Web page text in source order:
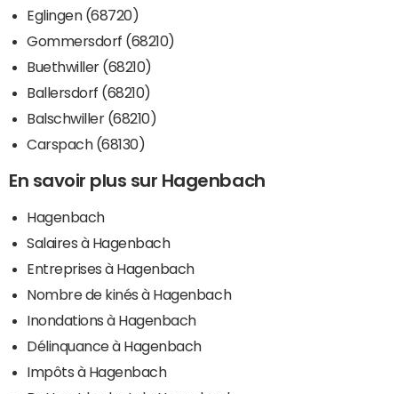
Eglingen (68720)
Gommersdorf (68210)
Buethwiller (68210)
Ballersdorf (68210)
Balschwiller (68210)
Carspach (68130)
En savoir plus sur Hagenbach
Hagenbach
Salaires à Hagenbach
Entreprises à Hagenbach
Nombre de kinés à Hagenbach
Inondations à Hagenbach
Délinquance à Hagenbach
Impôts à Hagenbach